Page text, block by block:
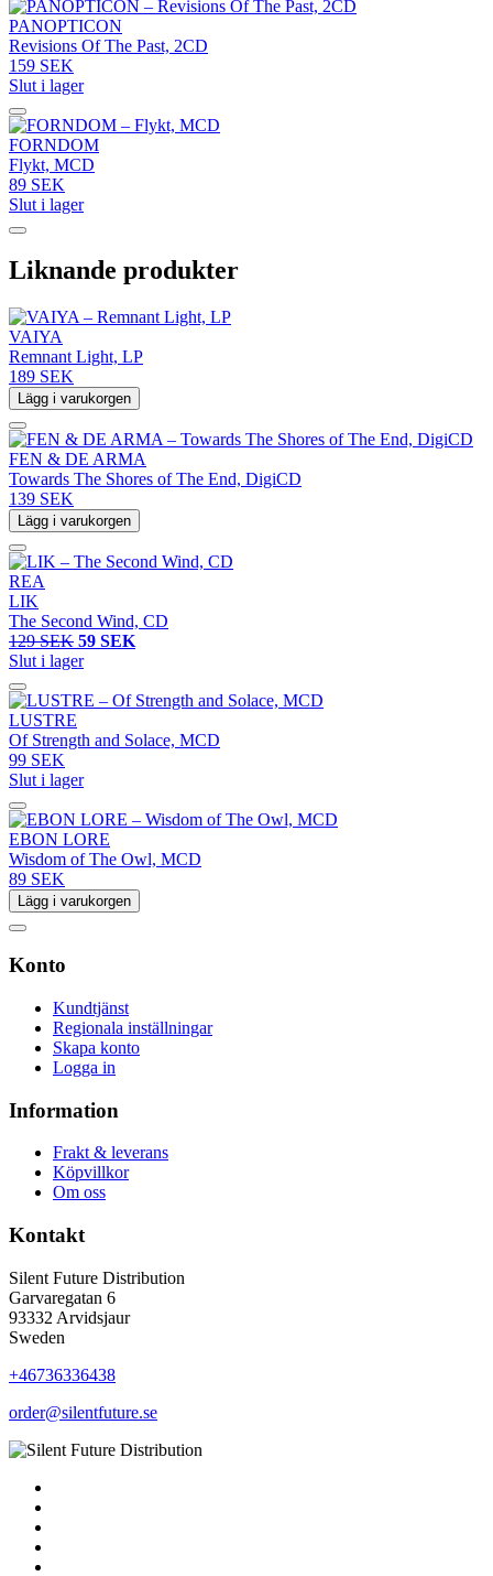
PANOPTICON
Revisions Of The Past, 2CD
159 SEK
Slut i lager
FORNDOM
Flykt, MCD
89 SEK
Slut i lager
Liknande produkter
VAIYA
Remnant Light, LP
189 SEK
Lägg i varukorgen
FEN & DE ARMA
Towards The Shores of The End, DigiCD
139 SEK
Lägg i varukorgen
REA
LIK
The Second Wind, CD
129 SEK 59 SEK
Slut i lager
LUSTRE
Of Strength and Solace, MCD
99 SEK
Slut i lager
EBON LORE
Wisdom of The Owl, MCD
89 SEK
Lägg i varukorgen
Konto
Kundtjänst
Regionala inställningar
Skapa konto
Logga in
Information
Frakt & leverans
Köpvillkor
Om oss
Kontakt
Silent Future Distribution
Garvaregatan 6
93332 Arvidsjaur
Sweden
+46736336438
order@silentfuture.se